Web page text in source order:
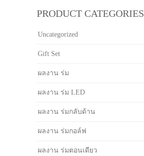
PRODUCT CATEGORIES
Uncategorized
Gift Set
ผลงาน ร่ม
ผลงาน ร่ม LED
ผลงาน ร่มกลับด้าน
ผลงาน ร่มกอล์ฟ
ผลงาน ร่มตอนเดียว